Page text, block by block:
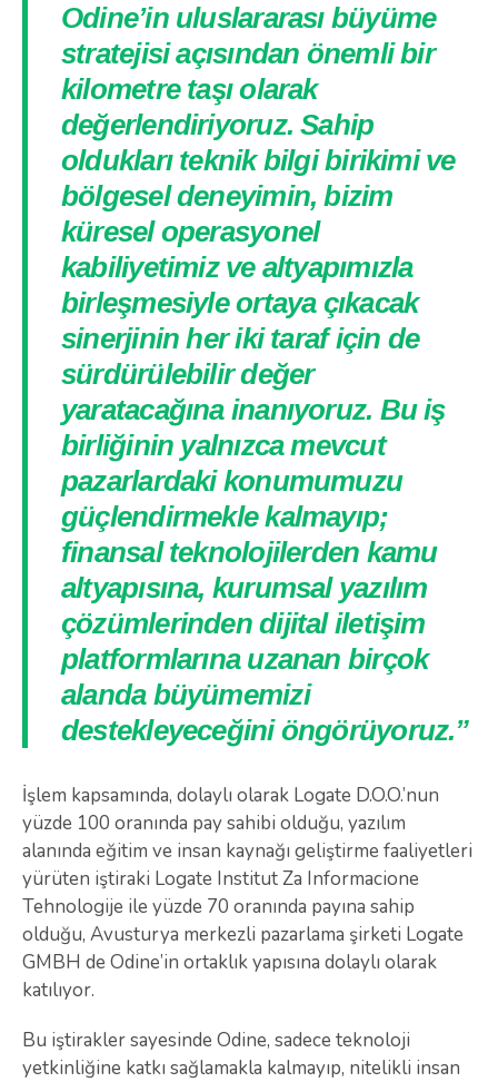
Odine’in uluslararası büyüme
stratejisi açısından önemli bir
kilometre taşı olarak
değerlendiriyoruz. Sahip
oldukları teknik bilgi birikimi ve
bölgesel deneyimin, bizim
küresel operasyonel
kabiliyetimiz ve altyapımızla
birleşmesiyle ortaya çıkacak
sinerjinin her iki taraf için de
sürdürülebilir değer
yaratacağına inanıyoruz. Bu iş
birliğinin yalnızca mevcut
pazarlardaki konumumuzu
güçlendirmekle kalmayıp;
finansal teknolojilerden kamu
altyapısına, kurumsal yazılım
çözümlerinden dijital iletişim
platformlarına uzanan birçok
alanda büyümemizi
destekleyeceğini öngörüyoruz.”
İşlem kapsamında, dolaylı olarak Logate D.O.O.’nun
yüzde 100 oranında pay sahibi olduğu, yazılım
alanında eğitim ve insan kaynağı geliştirme faaliyetleri
yürüten iştiraki Logate Institut Za Informacione
Tehnologije ile yüzde 70 oranında payına sahip
olduğu, Avusturya merkezli pazarlama şirketi Logate
GMBH de Odine’in ortaklık yapısına dolaylı olarak
katılıyor.
Bu iştirakler sayesinde Odine, sadece teknoloji
yetkinliğine katkı sağlamakla kalmayıp, nitelikli insan